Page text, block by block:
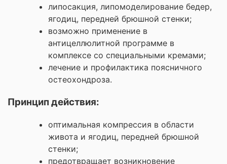
липосакция, липомоделирование бедер,
ягодиц, передней брюшной стенки;
возможно применение в
антицеллюлитной программе в
комплексе со специальными кремами;
лечение и профилактика поясничного
остеохондроза.
Принцип действия:
оптимальная компрессия в области
живота и ягодиц, передней брюшной
стенки;
предотвращает возникновение